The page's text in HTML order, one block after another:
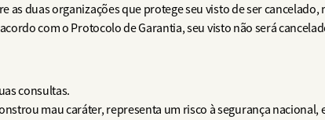
as duas organizações que protege seu visto de ser cancelado,
com o Protocolo de Garantia, seu visto não será
consultas.
mau caráter, representa um risco à segurança nacional,